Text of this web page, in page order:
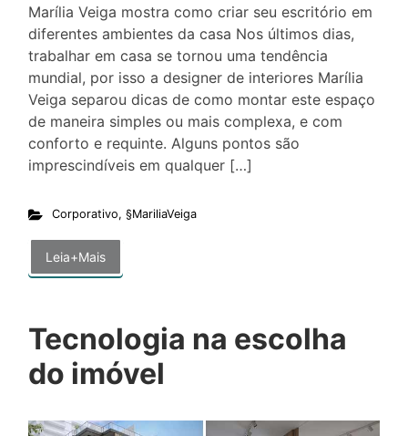
Marília Veiga mostra como criar seu escritório em
diferentes ambientes da casa Nos últimos dias,
trabalhar em casa se tornou uma tendência
mundial, por isso a designer de interiores Marília
Veiga separou dicas de como montar este espaço
de maneira simples ou mais complexa, e com
conforto e requinte. Alguns pontos são
imprescindíveis em qualquer […]
Corporativo, §MariliaVeiga
Leia+Mais
Tecnologia na escolha
do imóvel